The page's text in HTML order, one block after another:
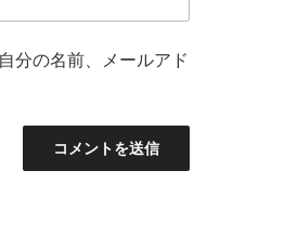
分の名前、メールアド